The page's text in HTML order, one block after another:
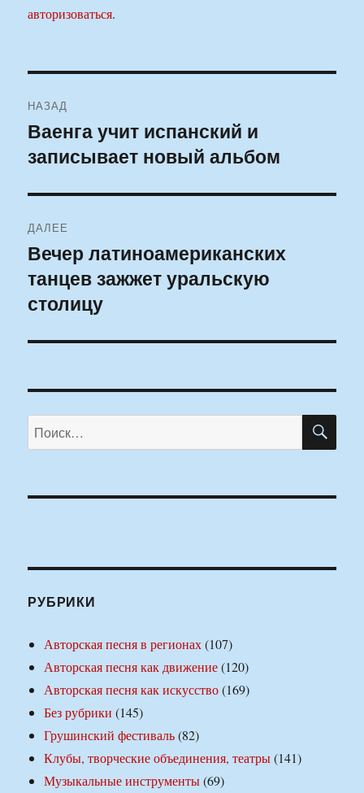
авторизоваться.
по
записям
НАЗАД
Предыдущая
запись:
Ваенга учит испанский и
записывает новый альбом
ДАЛЕЕ
Следующая
запись:
Вечер латиноамериканских
танцев зажжет уральскую
столицу
Искать:
РУБРИКИ
Авторская песня в регионах(107)
Авторская песня как движение(120)
Авторская песня как искусство(169)
Без рубрики (145)
Грушинский фестиваль(82)
Клубы, творческие объединения, театры(141)
Музыкальные инструменты(69)